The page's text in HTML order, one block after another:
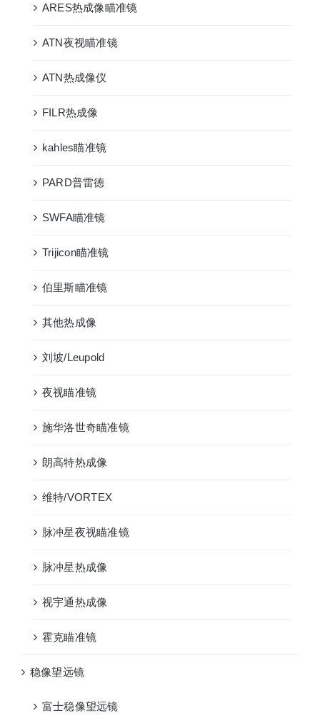
ARES热成像瞄准镜
ATN夜视瞄准镜
ATN热成像仪
FILR热成像
kahles瞄准镜
PARD普雷德
SWFA瞄准镜
Trijicon瞄准镜
伯里斯瞄准镜
其他热成像
刘坡/Leupold
夜视瞄准镜
施华洛世奇瞄准镜
朗高特热成像
维特/VORTEX
脉冲星夜视瞄准镜
脉冲星热成像
视宇通热成像
霍克瞄准镜
稳像望远镜
富士稳像望远镜